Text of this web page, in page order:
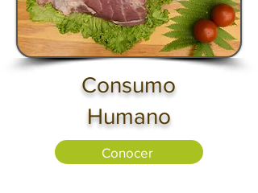
Consumo
Humano
Conocer